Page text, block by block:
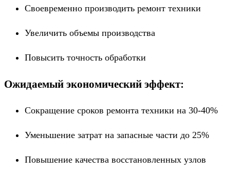
Своевременно производить ремонт техники
Увеличить объемы производства
Повысить точность обработки
Ожидаемый экономический эффект:
Сокращение сроков ремонта техники на 30-40%
Уменьшение затрат на запасные части до 25%
Повышение качества восстановленных узлов